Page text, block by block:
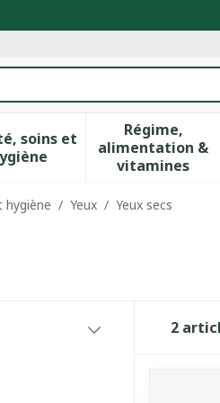
soins et
Afficher le sous-menu pour
Régime,
alimentation &
vitamines
Afficher
hygiène / Yeux / Yeux secs
2